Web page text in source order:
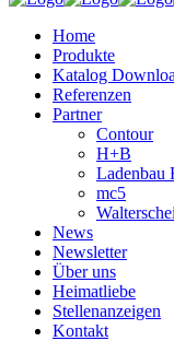
Home
Produkte
Katalog
Referenzen
Partner
Contour
H+B
Ladenbau
mc5
News
Newsletter
Über uns
Heimatliebe
Stellenanzeigen
Kontakt